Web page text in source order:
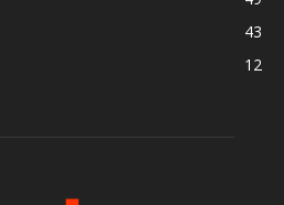
43
12